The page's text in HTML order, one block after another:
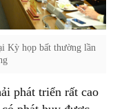
Kỳ họp bất thường lần
phát triển rất cao